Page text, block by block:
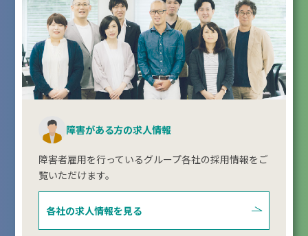
障害がある方の求人情報
障害者雇用を行っているグループ各社の採用情報をご
覧いただけます。
各社の求人情報を見る